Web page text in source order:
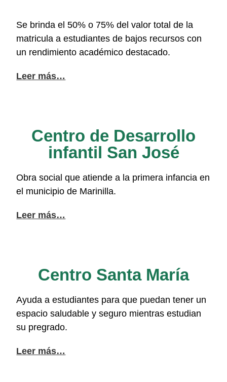
Se brinda el 50% o 75% del valor total de la
matricula a estudiantes de bajos recursos con
un rendimiento académico destacado.
Leer más…
Centro de Desarrollo
infantil San José
Obra social que atiende a la primera infancia en
el municipio de Marinilla.
Leer más…
Centro Santa María
Ayuda a estudiantes para que puedan tener un
espacio saludable y seguro mientras estudian
su pregrado.
Leer más…